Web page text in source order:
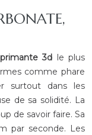
3d le plus
comme phare
surtout dans les
de sa solidité. La
de savoir faire. Sa
par seconde. Les